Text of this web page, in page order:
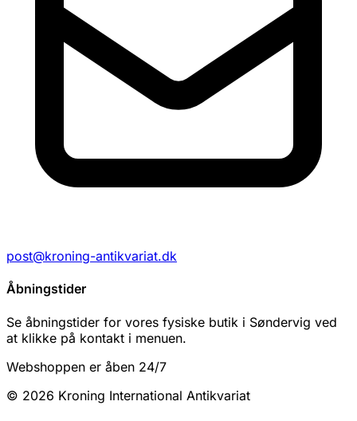
post@kroning-antikvariat.dk
Åbningstider
Se åbningstider for vores fysiske butik i Søndervig ved
at klikke på kontakt i menuen.
Webshoppen er åben 24/7
© 2026 Kroning International Antikvariat